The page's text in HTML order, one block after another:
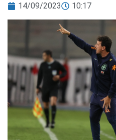
14/09/2023 10:17